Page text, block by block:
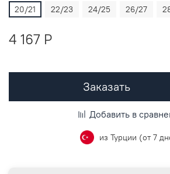
20/21
22/23 24/25 26/27
4 167 P
Заказать
Добавить в
из Турции (от 7